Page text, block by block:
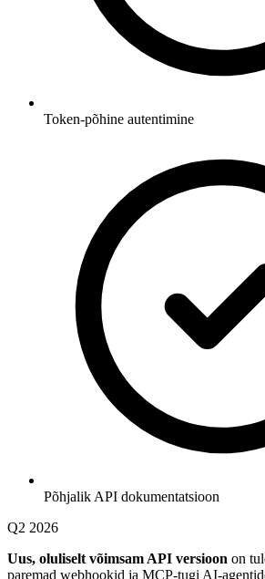
Token-põhine autentimine
Põhjalik API dokumentatsioon
Q2 2026
Uus, oluliselt võimsam API versioon on
paremad webhookid ja MCP-tugi AI-